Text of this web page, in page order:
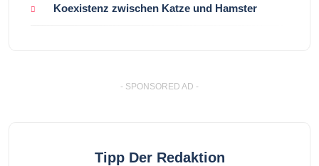
Koexistenz zwischen Katze und Hamster
- SPONSORED AD -
Tipp Der Redaktion